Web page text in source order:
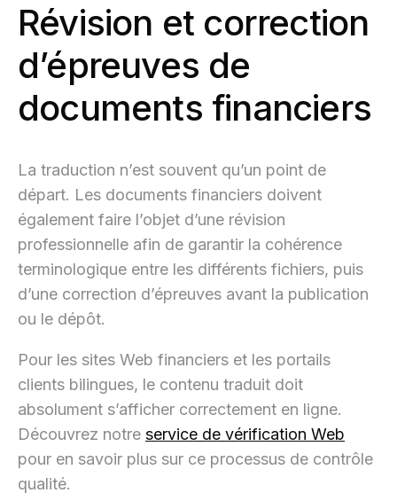
Révision et correction
d’épreuves de
documents financiers
La traduction n’est souvent qu’un point de
départ. Les documents financiers doivent
également faire l’objet d’une révision
professionnelle afin de garantir la cohérence
terminologique entre les différents fichiers, puis
d’une correction d’épreuves avant la publication
ou le dépôt.
Pour les sites Web financiers et les portails
clients bilingues, le contenu traduit doit
absolument s’afficher correctement en ligne.
Découvrez notre service de vérification Web
pour en savoir plus sur ce processus de contrôle
qualité.